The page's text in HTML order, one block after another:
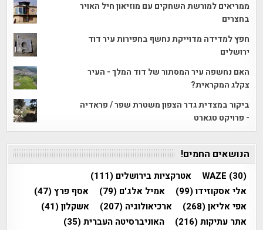
ממריאים למורשת השחקים עם מוזיאון חיל האויר
בחצרים
חפץ למדידה מדוייקת נחשף בחפירות עיר דוד
ירושלים
האם נחשפה עיר המסתור של דוד המלך - העיר
צקלג המקראית?
ביקור במצדית גדר הצפון משטרת שפר / פראדיה
- פרויקט טגארט
הנושאים החמים!
WAZE (30) אטרקציות בירושלים (111)
אלי אסקוזידו(99) אמיל אלג'ם (79) אסף פרץ(47)
אפי אליאן(268) ארכיאולוגיה (207) אשקלון(41)
אתר עתיקות(216) האוניברסיטה העברית(35)